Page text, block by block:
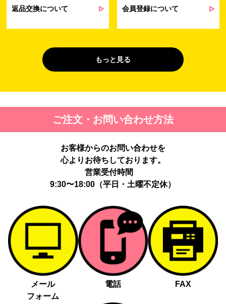
た場合のご対応のため
受託業務
（間接取得）
契約した小売店より委託された先への納
４. 個人情報を第三者に提供することが予定される場合の事項
第三者に提供する目的：パーソナライズ広告配信および効果測定・
最適化のため。
提供する個人情報の項目：Cookie 等の識別子、広告 ID、閲覧・行
動履歴、IP、ブラウザ・端末情報、（同意時）メールアドレス等の
提供の手段又は方法：当社ウェブサイトのタグ・SDK・API 等に
よる安全な電送、又は管理コンソールからの連携。
提供先：広告配信事業者（例：Google LLC等）。
個人情報の取り扱いに関する契約：提供先と個人情報取扱い契約
す。
お客様の個人情報は、以下掲げる場合以外に、事前にご本人の同意
無く第三者に提供することはありません。
法令に基づく場合
人の生命、身体又は財産の保護にために必要がある場合であっ
て、本人の同意を得る事が困難であるとき
返品交換について 会員登録について
もっと見る
ご注文・お問い合わせ方法
お客様からのお問い合わせを
心よりお待ちしております。
営業受付時間
9:30〜18:00（平日・土曜不定休）
メール
フォーム
電話 FAX